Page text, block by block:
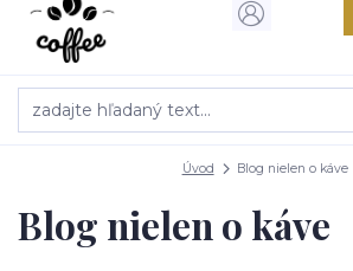
Úvod Blog nielen o káve
Blog nielen o káve